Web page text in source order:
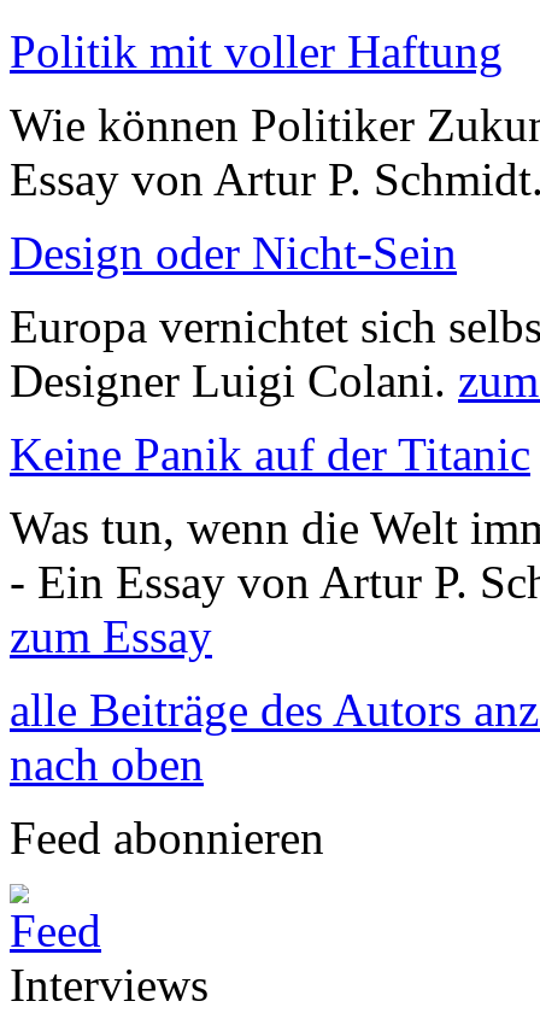
Politik mit voller Haftung
Wie können Politiker
Essay von Artur P.
Design oder Nicht-Sein
Europa vernichtet sich
Designer Luigi Colani.
Keine Panik auf der Titanic
Was tun, wenn die Welt
- Ein Essay von Artur P.
zum Essay
alle Beiträge des Autors
nach oben
Feed abonnieren
Interviews